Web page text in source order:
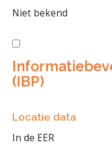
Niet bekend
(IBP)
Locatie data
In de EER